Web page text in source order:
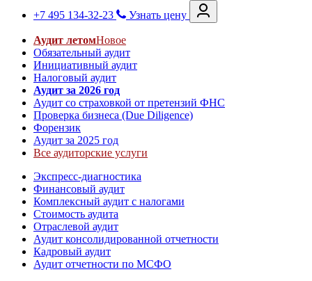
+7 495 134-32-23
Узнать цену
Аудит летомНовое
Обязательный аудит
Инициативный аудит
Налоговый аудит
Аудит за 2026 год
Аудит со страховкой от претензий ФНС
Проверка бизнеса (Due Diligence)
Форензик
Аудит за 2025 год
Все аудиторские услуги
Экспресс-диагностика
Финансовый аудит
Комплексный аудит с налогами
Стоимость аудита
Отраслевой аудит
Аудит консолидированной отчетности
Кадровый аудит
Аудит отчетности по МСФО